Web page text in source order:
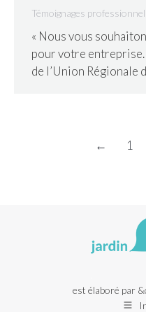
Témoignages
« Nous vous
pour votre
de l’Union Régionale
← 1
est élaboré par